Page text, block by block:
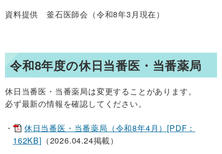
資料提供 釜石医師会（令和8年3月現在）
令和8年度の休日当番医・当番薬局
休日当番医・当番薬局は変更することがあります。
必ず最新の情報を確認してください。
休日当番医・当番薬局（令和8年4月）[PDF：
162KB] （2026.04.24掲載）